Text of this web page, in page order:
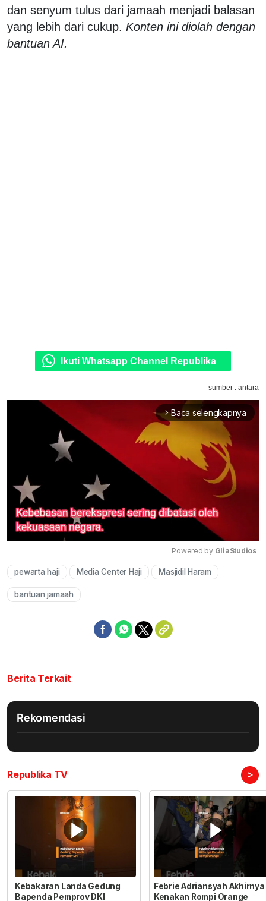
dan senyum tulus dari jamaah menjadi balasan
yang lebih dari cukup. Konten ini diolah dengan
bantuan AI.
Ikuti Whatsapp Channel Republika
sumber : antara
arrow_forward_ios Baca selengkapnya
Mute
Powered by GliaStudios
pewarta haji Media Center Haji Masjidil Haram
bantuan jamaah
Berita Terkait
Rekomendasi
Republika TV >
Kebakaran Landa Gedung
Bapenda Pemprov DKI
Febrie Adriansyah Akhirnya
Kenakan Rompi Orange